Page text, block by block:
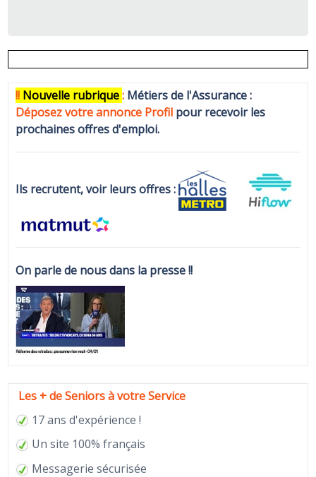
!! Nouvelle rubrique: Métiers de l'Assurance :
Déposez votre annonce Profil pour recevoir les
prochaines offres d'emploi.
Ils recrutent, voir leurs offres :
On parle de nous dans la presse !!
Les + de Seniors à votre Service
17 ans d'expérience !
Un site 100% français
Messagerie sécurisée